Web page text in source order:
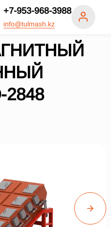
+7-953-968-3988
info@tulmash.kz